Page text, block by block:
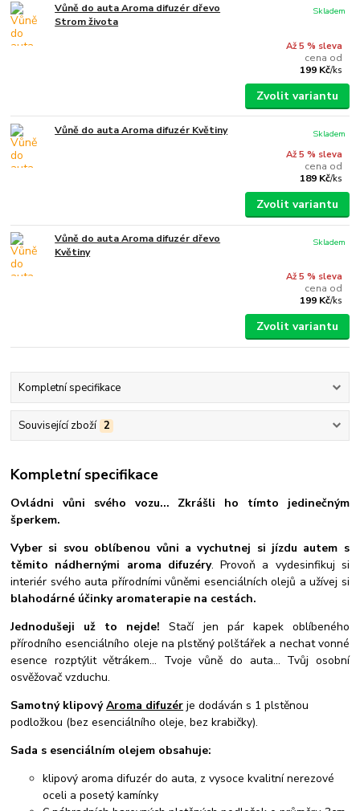
Vůně do auta Aroma difuzér dřevo
Strom života
Až 5 % sleva
cena od
199 Kč/ks
Skladem
Zvolit variantu
Vůně do auta Aroma difuzér Květiny
Až 5 % sleva
cena od
189 Kč/ks
Skladem
Zvolit variantu
Vůně do auta Aroma difuzér dřevo
Květiny
Až 5 % sleva
cena od
199 Kč/ks
Skladem
Zvolit variantu
Kompletní specifikace
Související zboží 2
Kompletní specifikace
Ovládni vůni svého vozu... Zkrášli ho tímto jedinečným
šperkem.
Vyber si svou oblíbenou vůni a vychutnej si jízdu autem s
těmito nádhernými aroma difuzéry. Provoň a vydesinfikuj si
interiér svého auta přírodními vůněmi esenciálních olejů a užívej si
blahodárné účinky aromaterapie na cestách.
Jednodušeji už to nejde!Stačí jen pár kapek oblíbeného
přírodního esenciálního oleje na plstěný polštářek a nechat vonné
esence rozptýlit větrákem... Tvoje vůně do auta... Tvůj osobní
osvěžovač vzduchu.
Samotný klipovýAroma difuzér je dodáván s 1 plstěnou
podložkou (bez esenciálního oleje, bez krabičky).
Sada s esenciálním olejem obsahuje:
klipový aroma difuzér do auta, z vysoce kvalitní nerezové
oceli a posetý kamínky